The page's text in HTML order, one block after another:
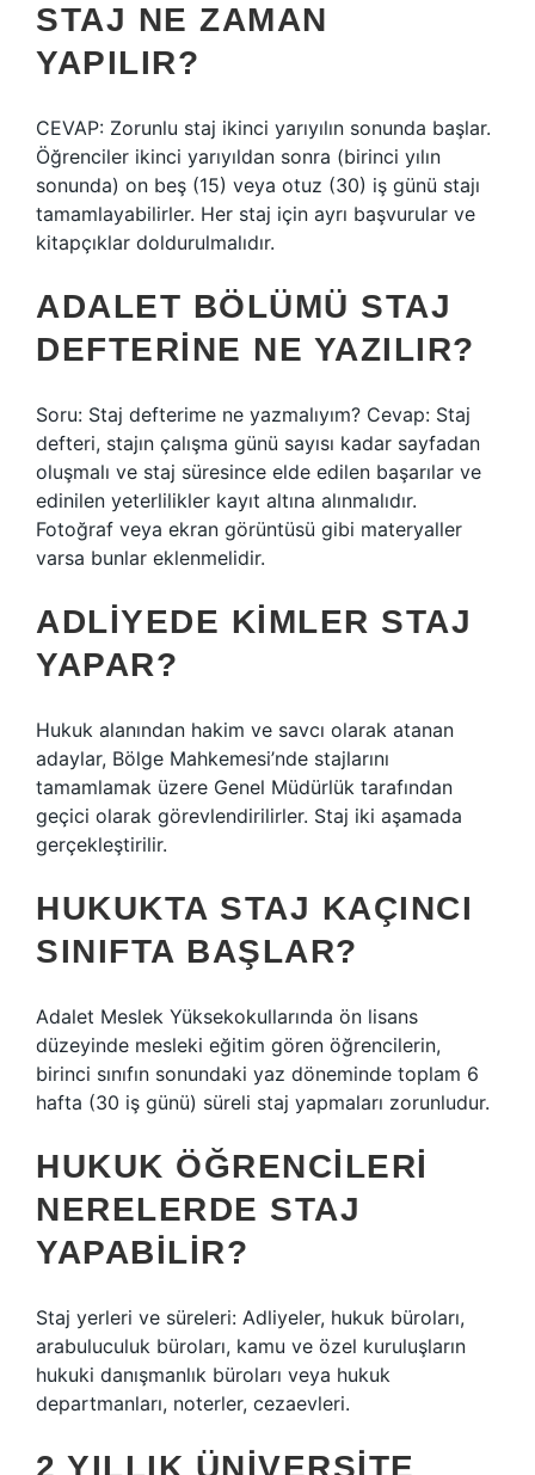
STAJ NE ZAMAN
YAPILIR?
CEVAP: Zorunlu staj ikinci yarıyılın sonunda başlar.
Öğrenciler ikinci yarıyıldan sonra (birinci yılın
sonunda) on beş (15) veya otuz (30) iş günü stajı
tamamlayabilirler. Her staj için ayrı başvurular ve
kitapçıklar doldurulmalıdır.
ADALET BÖLÜMÜ STAJ
DEFTERINE NE YAZILIR?
Soru: Staj defterime ne yazmalıyım? Cevap: Staj
defteri, stajın çalışma günü sayısı kadar sayfadan
oluşmalı ve staj süresince elde edilen başarılar ve
edinilen yeterlilikler kayıt altına alınmalıdır.
Fotoğraf veya ekran görüntüsü gibi materyaller
varsa bunlar eklenmelidir.
ADLIYEDE KIMLER STAJ
YAPAR?
Hukuk alanından hakim ve savcı olarak atanan
adaylar, Bölge Mahkemesi’nde stajlarını
tamamlamak üzere Genel Müdürlük tarafından
geçici olarak görevlendirilirler. Staj iki aşamada
gerçekleştirilir.
HUKUKTA STAJ KAÇINCI
SINIFTA BAŞLAR?
Adalet Meslek Yüksekokullarında ön lisans
düzeyinde mesleki eğitim gören öğrencilerin,
birinci sınıfın sonundaki yaz döneminde toplam 6
hafta (30 iş günü) süreli staj yapmaları zorunludur.
HUKUK ÖĞRENCILERI
NERELERDE STAJ
YAPABILIR?
Staj yerleri ve süreleri: Adliyeler, hukuk büroları,
arabuluculuk büroları, kamu ve özel kuruluşların
hukuki danışmanlık büroları veya hukuk
departmanları, noterler, cezaevleri.
2 YILLIK ÜNIVERSITE